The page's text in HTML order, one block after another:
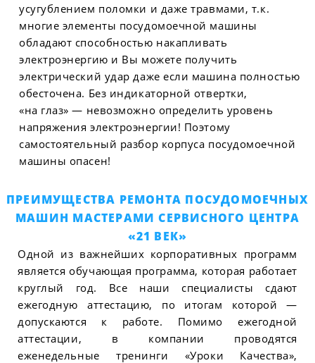
усугублением поломки и даже травмами, т.к.
многие элементы посудомоечной машины
обладают способностью накапливать
электроэнергию и Вы можете получить
электрический удар даже если машина полностью
обесточена. Без индикаторной отвертки,
«на глаз» — невозможно определить уровень
напряжения электроэнергии! Поэтому
самостоятельный разбор корпуса посудомоечной
машины опасен!
ПРЕИМУЩЕСТВА РЕМОНТА ПОСУДОМОЕЧНЫХ
МАШИН МАСТЕРАМИ СЕРВИСНОГО ЦЕНТРА
«21 ВЕК»
Одной из важнейших корпоративных программ
является обучающая программа, которая работает
круглый год. Все наши специалисты сдают
ежегодную аттестацию, по итогам которой —
допускаются к работе. Помимо ежегодной
аттестации, в компании проводятся
еженедельные тренинги «Уроки Качества»,